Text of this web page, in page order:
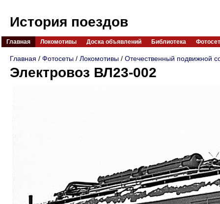
История поездов
Главная Локомотивы Доска объявлений Библиотека
Главная / Фотосеты / Локомотивы / Отечественный подвижной
Электровоз ВЛ23-002